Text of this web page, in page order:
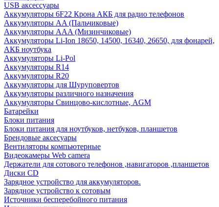
USB аксессуары
Аккумуляторы 6F22 Крона АКБ для радио телефонов
Аккумуляторы AA (Пальчиковые)
Аккумуляторы AAA (Мизинчиковые)
Аккумуляторы Li-Ion 18650, 14500, 16340, 26650, для фонарей,
АКБ ноутбука
Аккумуляторы Li-Pol
Аккумуляторы R14
Аккумуляторы R20
Аккумуляторы для Шуруповертов
Аккумуляторы различного назначения
Аккумуляторы Свинцово-кислотные, AGM
Батарейки
Блоки питания
Блоки питания для ноутбуков, нетбуков, планшетов
Брендовые аксесуары
Вентиляторы компьютерные
Видеокамеры Web camera
Держатели для сотового телефонов ,навигаторов ,планшетов
Диски CD
Зарядное устройство для аккумуляторов.
Зарядное устройство к сотовым
Источники бесперебойного питания